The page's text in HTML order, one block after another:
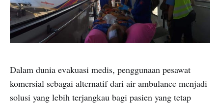
Dalam dunia evakuasi medis, penggunaan pesawat
komersial sebagai alternatif dari air ambulance menjadi
solusi yang lebih terjangkau bagi pasien yang tetap